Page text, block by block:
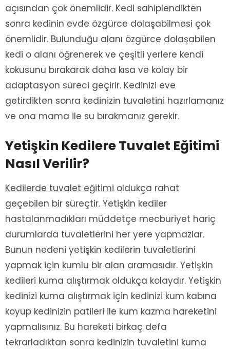
açısından çok önemlidir. Kedi sahiplendikten
sonra kedinin evde özgürce dolaşabilmesi çok
önemlidir. Bulunduğu alanı özgürce dolaşabilen
kedi o alanı öğrenerek ve çeşitli yerlere kendi
kokusunu bırakarak daha kısa ve kolay bir
adaptasyon süreci geçirir. Kedinizi eve
getirdikten sonra kedinizin tuvaletini hazırlamanız
ve ona mama ile su bırakmanız gerekir.
Yetişkin Kedilere Tuvalet Eğitimi
Nasıl Verilir?
Kedilerde tuvalet eğitimi oldukça rahat
geçebilen bir süreçtir. Yetişkin kediler
hastalanmadıkları müddetçe mecburiyet hariç
durumlarda tuvaletlerini her yere yapmazlar.
Bunun nedeni yetişkin kedilerin tuvaletlerini
yapmak için kumlu bir alan aramasıdır. Yetişkin
kedileri kuma alıştırmak oldukça kolaydır. Yetişkin
kedinizi kuma alıştırmak için kedinizi kum kabına
koyup kedinizin patileri ile kum kazma hareketini
yapmalısınız. Bu hareketi birkaç defa
tekrarladıktan sonra kedinizin tuvaletini kuma